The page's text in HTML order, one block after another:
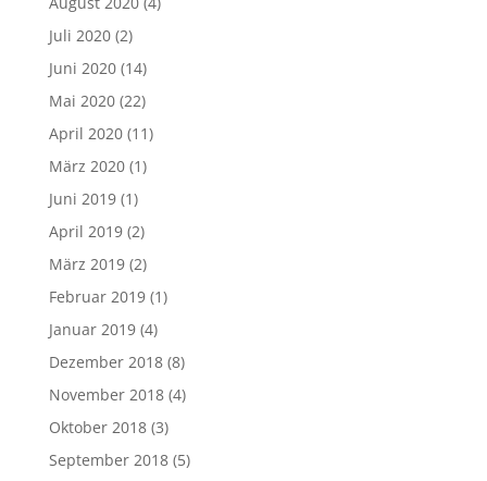
Juli 2020(2)
Juni 2020(14)
Mai 2020(22)
April 2020(11)
März 2020(1)
Juni 2019(1)
April 2019(2)
März 2019(2)
Februar 2019(1)
Januar 2019(4)
Dezember 2018(8)
November 2018(4)
Oktober 2018(3)
September 2018(5)